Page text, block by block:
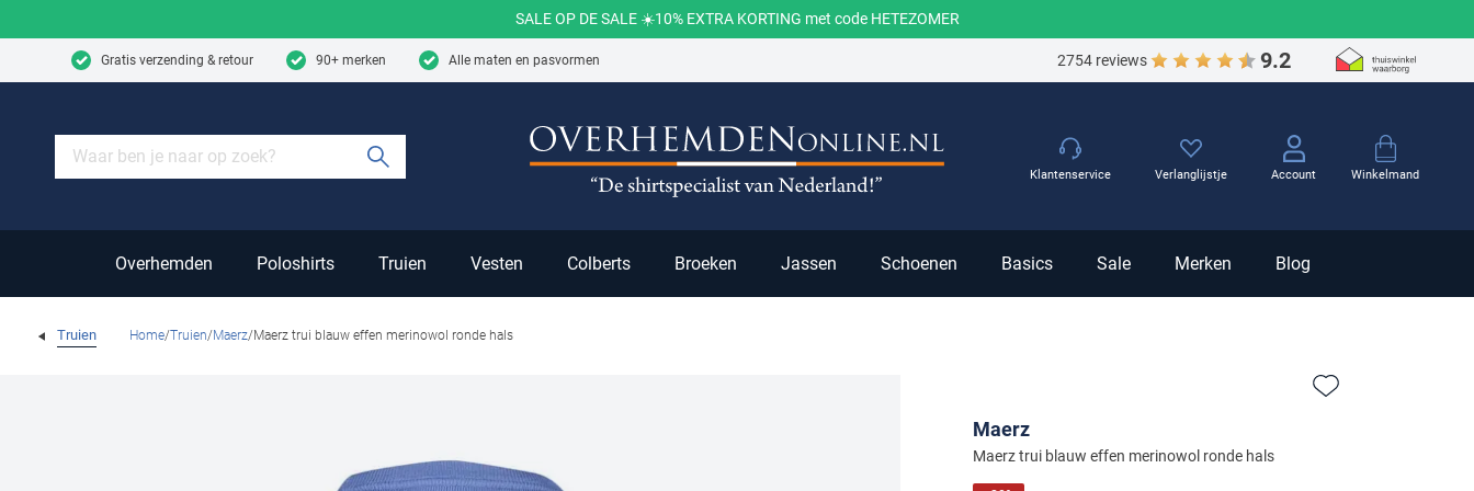
SALE OP DE SALE ☀️10% EXTRA KORTING met code HETEZOMER
Gratis verzending & retour 90+ merken Alle maten en pasvormen 2754 reviews 9.2
Winkelmand
Overhemden Poloshirts Truien Vesten Colberts Broeken Jassen Schoenen Basics Sale Merken Blog
Klantenservice Verlanglijstje Account
Truien Home Truien Maerz Maerz trui blauw effen merinowol ronde hals
Maerz
Maerz trui blauw effen merinowol ronde hals
Zet bij favorieten